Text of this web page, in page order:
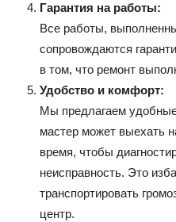
Гарантия на работы:
Все работы,
сопровождаются
в том, что ремонт
Удобство и комфорт:
Мы предлагаем
мастер может выехать
время, чтобы
неисправность. Это
транспортировать
центр.